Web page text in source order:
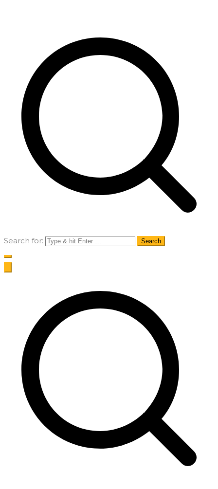
Search for: